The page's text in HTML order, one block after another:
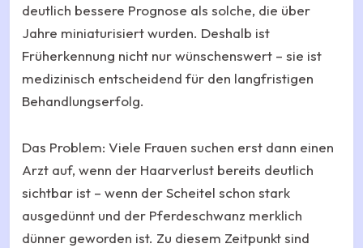
deutlich bessere Prognose als solche, die über
Jahre miniaturisiert wurden. Deshalb ist
Früherkennung nicht nur wünschenswert – sie ist
medizinisch entscheidend für den langfristigen
Behandlungserfolg.
Das Problem: Viele Frauen suchen erst dann einen
Arzt auf, wenn der Haarverlust bereits deutlich
sichtbar ist – wenn der Scheitel schon stark
ausgedünnt und der Pferdeschwanz merklich
dünner geworden ist. Zu diesem Zeitpunkt sind